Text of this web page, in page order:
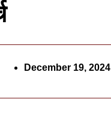
December 19, 2024